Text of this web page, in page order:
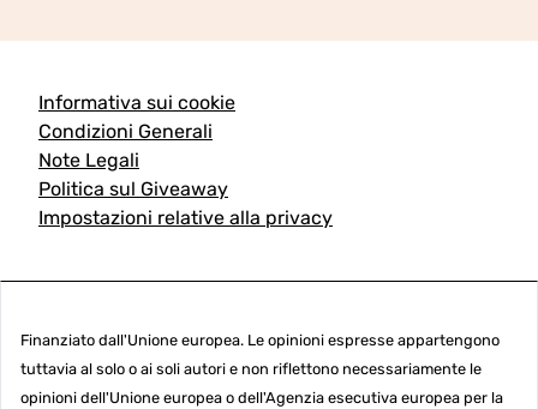
Informativa sui cookie
Condizioni Generali
Note Legali
Politica sul Giveaway
Impostazioni relative alla privacy
Finanziato dall'Unione europea. Le opinioni espresse appartengono
tuttavia al solo o ai soli autori e non riflettono necessariamente le
opinioni dell'Unione europea o dell'Agenzia esecutiva europea per la